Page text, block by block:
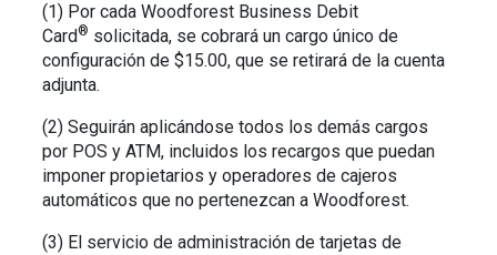
(1) Por cada Woodforest Business Debit
Card ® solicitada, se cobrará un cargo único de
configuración de $15.00, que se retirará de la cuenta
adjunta.
(2) Seguirán aplicándose todos los demás cargos
por POS y ATM, incluidos los recargos que puedan
imponer propietarios y operadores de cajeros
automáticos que no pertenezcan a Woodforest.
(3) El servicio de administración de tarjetas de